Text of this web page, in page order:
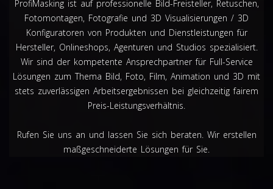
ProfiMasking ist auf professionelle Bild-Freisteller, Retuschen,
Fotomontagen, Fotografie und 3D Visualisierungen / 3D
Konfiguratoren von Produkten und Dienstleistungen für
Hersteller, Onlineshops, Agenturen und Studios spezialisiert.
Wir sind der kompetente Ansprechpartner für Full-Service
Lösungen zum Thema Bild, Foto, Film, Animation und 3D mit
stets zuverlässigen Arbeitsergebnissen bei gleichzeitig fairem
Preis-Leistungsverhältnis.
Rufen Sie uns an und lassen Sie sich beraten. Wir erstellen
maßgeschneiderte Lösungen für Sie.